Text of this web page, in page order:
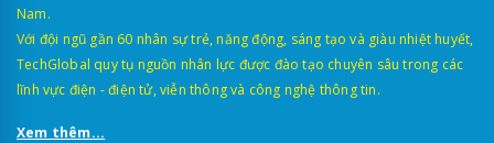
Nam.
Với đội ngũ gần 60 nhân sự trẻ, năng động, sáng tạo và giàu nhiệt huyết,
TechGlobal quy tụ nguồn nhân lực được đào tạo chuyên sâu trong các
lĩnh vực điện - điện tử, viễn thông và công nghệ thông tin.
Xem thêm...